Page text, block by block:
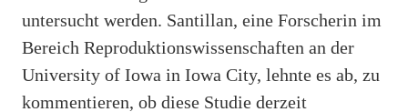
untersucht werden. Santillan, eine Forscherin im
Bereich Reproduktionswissenschaften an der
University of Iowa in Iowa City, lehnte es ab, zu
kommentieren, ob diese Studie derzeit